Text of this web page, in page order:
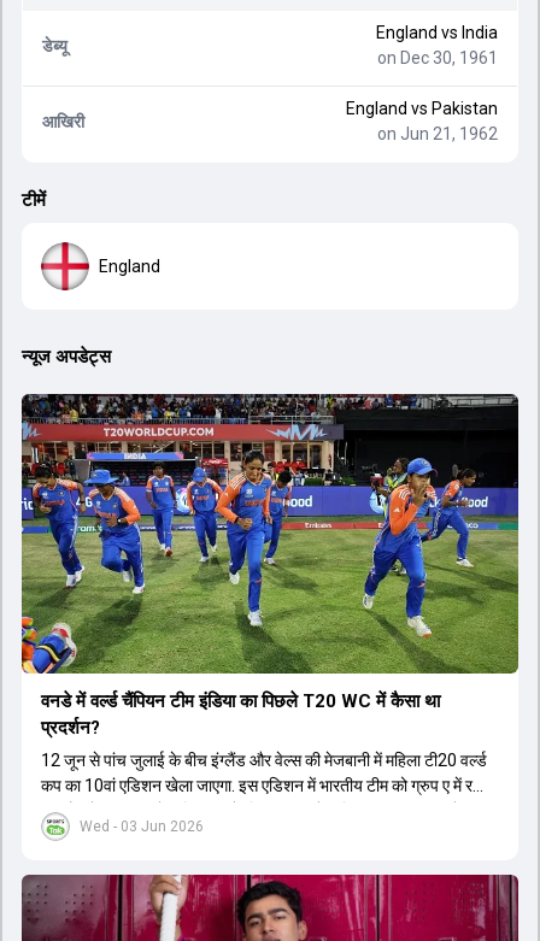
डेब्यू
England vs India
on Dec 30, 1961
आखिरी
England vs Pakistan
on Jun 21, 1962
टीमें
England
न्यूज अपडेट्स
Wed - 03 Jun 2026
वनडे में वर्ल्ड चैंप‍ियन टीम इंडिया का प‍िछले T20 WC में कैसा था
प्रदर्शन?
12 जून से पांच जुलाई के बीच इंग्लैंड और वेल्स की मेजबानी में महिला टी20 वर्ल्ड
कप का 10वां एडिशन खेला जाएगा. इस एडिशन में भारतीय टीम को ग्रुप ए में रखा
गया है, जो 14 जून को पाकिस्तान के ख‍िलाफ अपने अभ‍ियान का आगाज करेगी.